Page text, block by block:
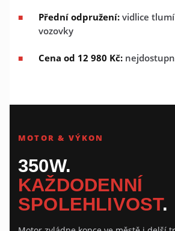
Přední odpružení: vidlice
vozovky
Cena od 12 980 Kč:
MOTOR & VÝKON
350W.
KAŽDODENNÍ
SPOLEHLIVOST.